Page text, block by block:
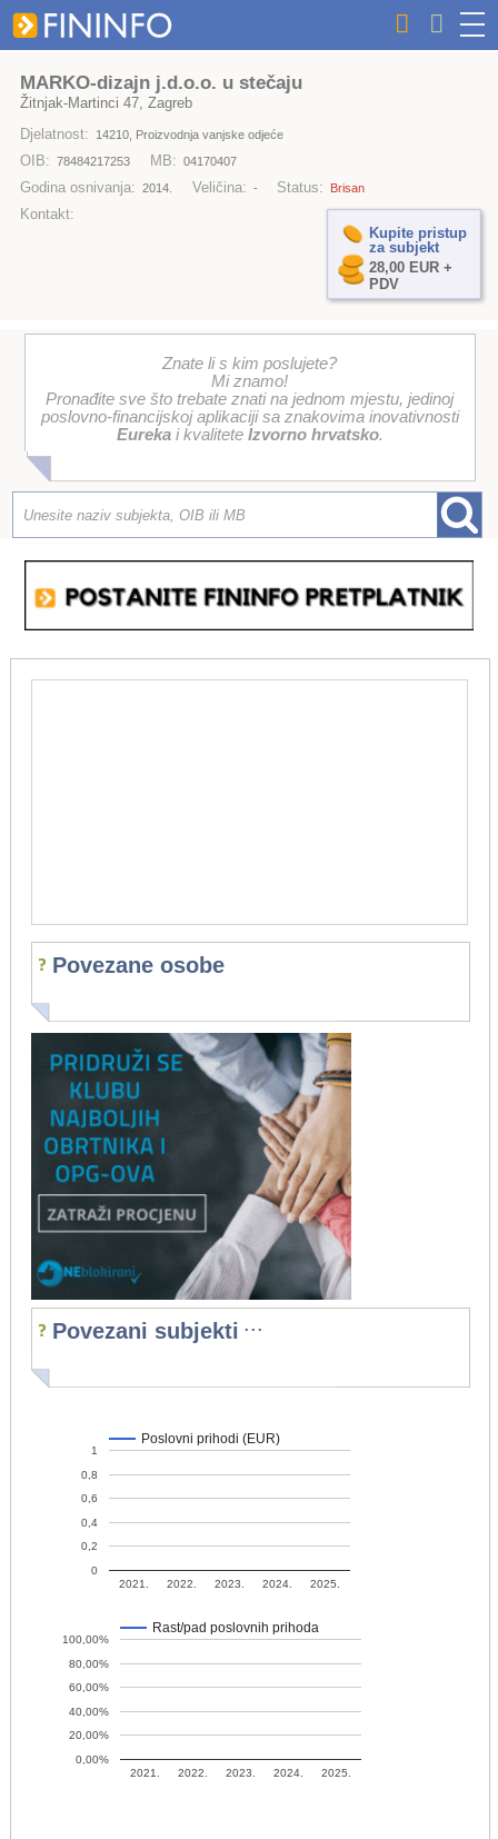
MARKO-dizajn j.d.o.o. u stečaju
Žitnjak-Martinci 47, Zagreb
Djelatnost:
14210, Proizvodnja vanjske odjeće
OIB: 78484217253 MB: 04170407
Godina osnivanja: 2014. Veličina: - Status: Brisan
Kontakt:
Kupite pristup
za subjekt
28,00 EUR +
PDV
Znate li s kim poslujete?
Mi znamo!
Pronađite sve što trebate znati na jednom mjestu, jedinoj
poslovno-financijskoj aplikaciji sa znakovima inovativnosti
Eurekai kvalitete Izvorno hrvatsko.
Povezane osobe
Povezani subjekti ...
Poslovni prihodi (EUR)
2021. 2022. 2023. 2024. 2025.
0
0,2
0,4
0,6
0,8
1
Rast/pad poslovnih prihoda
2021. 2022. 2023. 2024. 2025.
0,00%
20,00%
40,00%
60,00%
80,00%
100,00%